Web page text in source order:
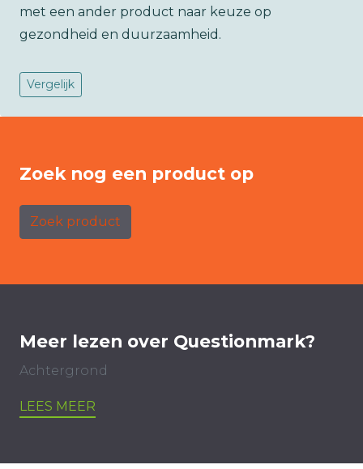
met een ander product naar keuze op
gezondheid en duurzaamheid.
Vergelijk
Zoek nog een product op
Zoek product
Meer lezen over Questionmark?
Achtergrond
LEES MEER